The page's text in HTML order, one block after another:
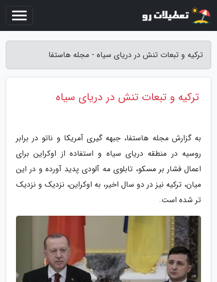
ترکیه و تبعات تنش در دریای سیاه - مجله هاستفا
ترکیه و تبعات تنش در دریای سیاه
به گزارش مجله هاستفا، جبهه گیری آمریکا و ناتو در برابر
روسیه در منطقه دریای سیاه و استفاده از اوکراین برای
اعمال فشار بر مسکو، تابلوی مه آلودی پدید آورده و در این
میان، ترکیه نیز در دو سال اخیر، به اوکراین، نزدیک و نزدیک
تر شده است.